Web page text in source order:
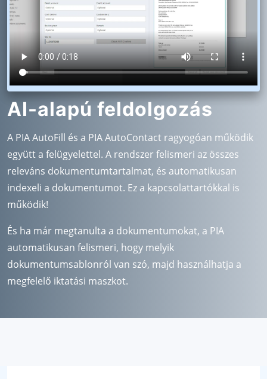
AI-alapú feldolgozás
A PIA AutoFill és a PIA AutoContact ragyogóan működik
együtt a felügyelettel. A rendszer felismeri az összes
releváns dokumentumtartalmat, és automatikusan
indexeli a dokumentumot. Ez a kapcsolattartókkal is
működik!
És ha már megtanulta a dokumentumokat, a PIA
automatikusan felismeri, hogy melyik
dokumentumsablonról van szó, majd használhatja a
megfelelő iktatási maszkot.